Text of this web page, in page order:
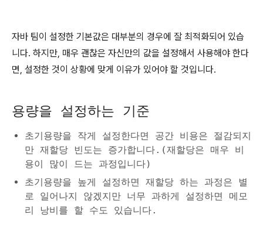
자바 팀이 설정한 기본값은 대부분의 경우에 잘 최적화되어 있습
니다. 하지만, 매우 괜찮은 자신만의 값을 설정해서 사용해야 한다
면, 설정한 것이 상황에 맞게 이유가 있어야 할 것입니다.
용량을 설정하는 기준
초기용량을 작게 설정한다면 공간 비용은 절감되지
만 재할당 빈도는 증가합니다.(재할당은 매우 비
용이 많이 드는 과정입니다)
초기용량을 높게 설정하면 재할당 하는 과정은 별
로 일어나지 않겠지만 너무 과하게 설정하면 메모
리 낭비를 할 수도 있습니다.